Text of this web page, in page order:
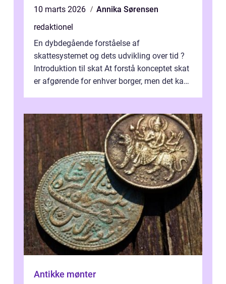
10 marts 2026
Annika Sørensen
redaktionel
En dybdegående forståelse af
skattesystemet og dets udvikling over tid ?
Introduktion til skat At forstå konceptet skat
er afgørende for enhver borger, men det kan
Antikke mønter